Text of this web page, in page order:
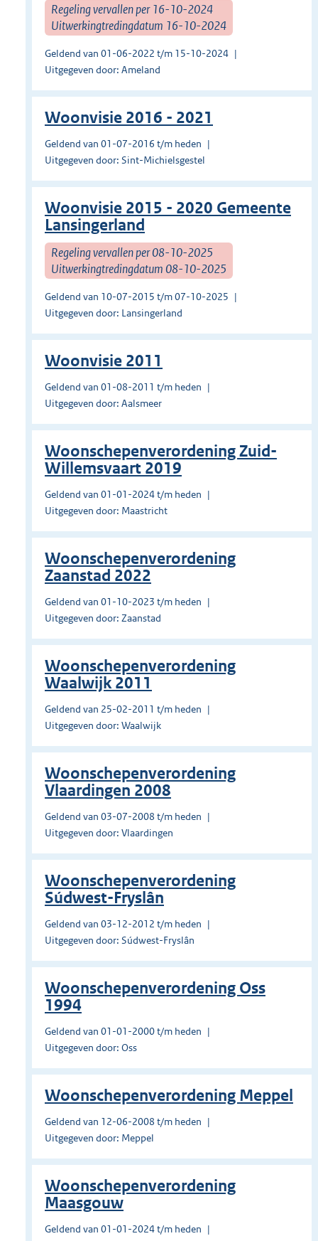
Regeling vervallen per 16-10-2024
Uitwerkingtredingdatum 16-10-2024
Geldend van 01-06-2022 t/m 15-10-2024
Uitgegeven door: Ameland
Woonvisie 2016 - 2021
Geldend van 01-07-2016 t/m heden
Uitgegeven door: Sint-Michielsgestel
Woonvisie 2015 - 2020 Gemeente
Lansingerland
Regeling vervallen per 08-10-2025
Uitwerkingtredingdatum 08-10-2025
Geldend van 10-07-2015 t/m 07-10-2025
Uitgegeven door: Lansingerland
Woonvisie 2011
Geldend van 01-08-2011 t/m heden
Uitgegeven door: Aalsmeer
Woonschepenverordening Zuid-
Willemsvaart 2019
Geldend van 01-01-2024 t/m heden
Uitgegeven door: Maastricht
Woonschepenverordening
Zaanstad 2022
Geldend van 01-10-2023 t/m heden
Uitgegeven door: Zaanstad
Woonschepenverordening
Waalwijk 2011
Geldend van 25-02-2011 t/m heden
Uitgegeven door: Waalwijk
Woonschepenverordening
Vlaardingen 2008
Geldend van 03-07-2008 t/m heden
Uitgegeven door: Vlaardingen
Woonschepenverordening
Súdwest-Fryslân
Geldend van 03-12-2012 t/m heden
Uitgegeven door: Súdwest-Fryslân
Woonschepenverordening Oss
1994
Geldend van 01-01-2000 t/m heden
Uitgegeven door: Oss
Woonschepenverordening Meppel
Geldend van 12-06-2008 t/m heden
Uitgegeven door: Meppel
Woonschepenverordening
Maasgouw
Geldend van 01-01-2024 t/m heden